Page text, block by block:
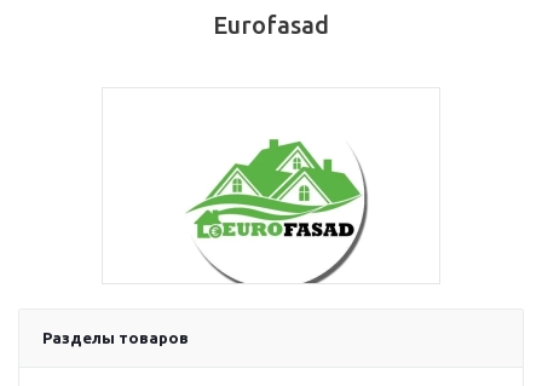
Eurofasad
Разделы товаров